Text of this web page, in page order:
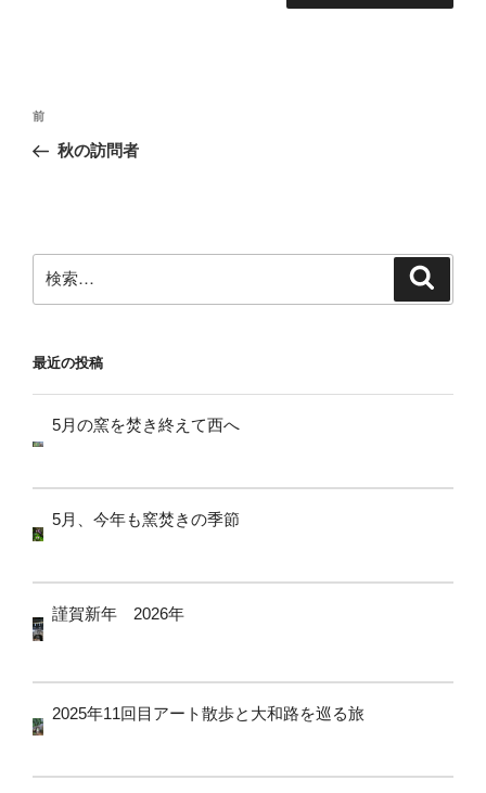
投
ナ
ー
シ
前
の
前
秋の訪問者
索:
最近の投稿
5月の窯を焚き終えて西へ
5月、今年も窯焚きの季節
謹賀新年 2026年
2025年11回目アート散歩と大和路を巡る旅